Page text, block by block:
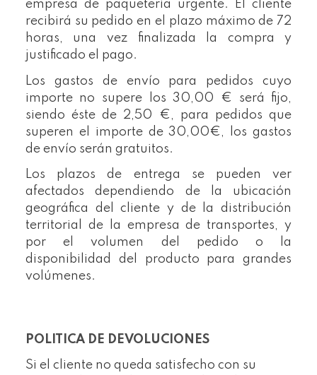
empresa de paquetería urgente. El cliente
recibirá su pedido en el plazo máximo de 72
horas, una vez finalizada la compra y
justificado el pago.
Los gastos de envío para pedidos cuyo
importe no supere los 30,00 € será fijo,
siendo éste de 2,50 €, para pedidos que
superen el importe de 30,00€, los gastos
de envío serán gratuitos.
Los plazos de entrega se pueden ver
afectados dependiendo de la ubicación
geográfica del cliente y de la distribución
territorial de la empresa de transportes, y
por el volumen del pedido o la
disponibilidad del producto para grandes
volúmenes.
POLITICA DE DEVOLUCIONES
Si el cliente no queda satisfecho con su